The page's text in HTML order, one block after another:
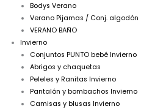
Bodys Verano
Verano Pijamas / Conj. algodón
VERANO BAÑO
Invierno
Conjuntos PUNTO bebé Invierno
Abrigos y chaquetas
Peleles y Ranitas Invierno
Pantalón y bombachos Invierno
Camisas y blusas Invierno